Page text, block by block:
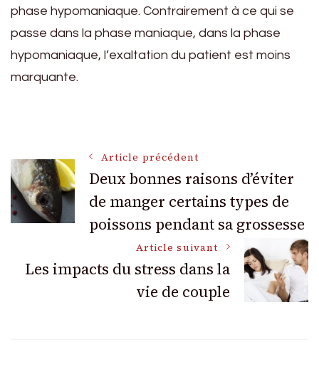
phase hypomaniaque. Contrairement à ce qui se
passe dans la phase maniaque, dans la phase
hypomaniaque, l’exaltation du patient est moins
marquante.
Navigation
des
articles
Article précédent
Deux bonnes raisons d’éviter
de manger certains types de
poissons pendant sa grossesse
Article suivant
Les impacts du stress dans la
vie de couple